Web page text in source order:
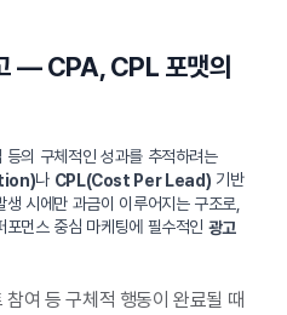
— CPA, CPL 포맷의
의 구체적인 성과를 추적하려는
나 CPL(Cost Per Lead) 기반
시에만 과금이 이루어지는 구조로,
먼스 중심 마케팅에 필수적인 광고
여 등 구체적 행동이 완료될 때